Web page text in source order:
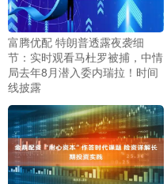
富腾优配 特朗普透露夜袭细
节：实时观看马杜罗被捕，中情
局去年8月潜入委内瑞拉！时间
线披露